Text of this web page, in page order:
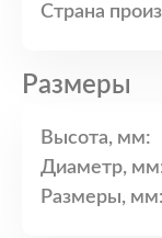
Страна
Размеры
Высота, мм:
Диаметр,
Размеры, мм: